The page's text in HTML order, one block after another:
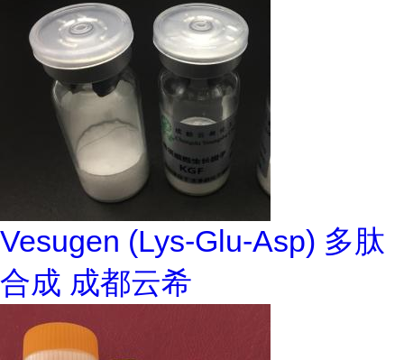
Vesugen (Lys-Glu-Asp) 多肽
合成 成都云希